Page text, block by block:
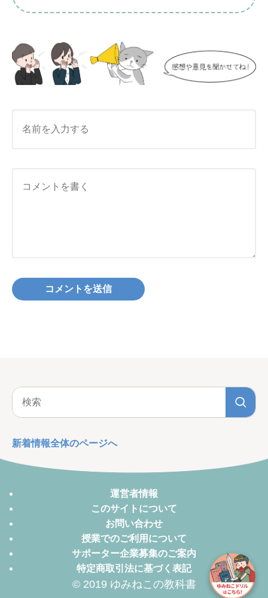
新着情報全体のページへ
運営者情報
このサイトについて
お問い合わせ
授業でのご利用について
サポーター企業募集のご案内
特定商取引法に基づく表記
© 2019 ゆみねこの教科書